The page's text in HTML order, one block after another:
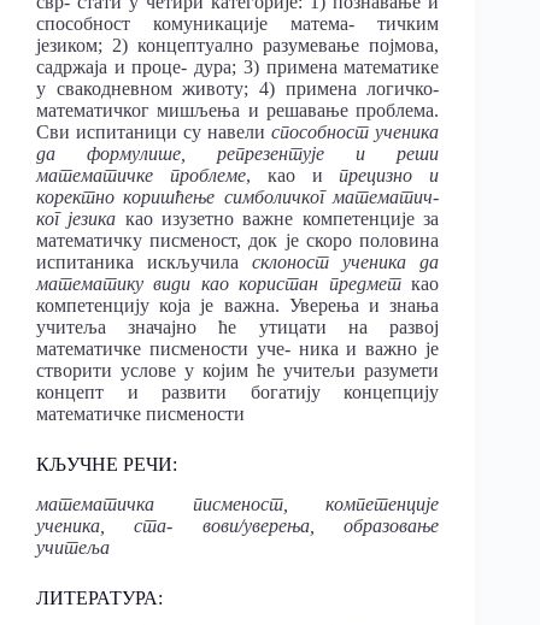
способност комуникације матема- тичким
језиком; 2) концептуално разумевање појмова,
садржаја и проце- дура; 3) примена математике
у свакодневном животу; 4) примена логичко-
математичког мишљења и решавање проблема.
Сви испитаници су навелиспособност ученика
да формулише, репрезентује и реши
математичке проблеме, као ипрецизно и
коректно коришћење симболичког математич-
ког језика као изузетно важне компетенције за
математичку писменост, док је скоро половина
испитаника искључиласклоност ученика да
математику види као користан предметкао
компетенцију која је важна. Уверења и знања
учитеља значајно ће утицати на развој
математичке писмености уче- ника и важно је
створити услове у којим ће учитељи разумети
концепт и развити богатију концепцију
математичке писмености
КЉУЧНЕ РЕЧИ:
математичка писменост, компетенције
ученика, ста- вови/уверења, образовање
учитеља
ЛИТЕРАТУРА: